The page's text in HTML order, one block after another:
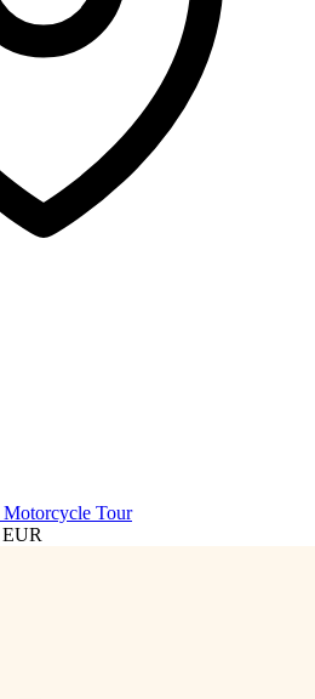
Tour